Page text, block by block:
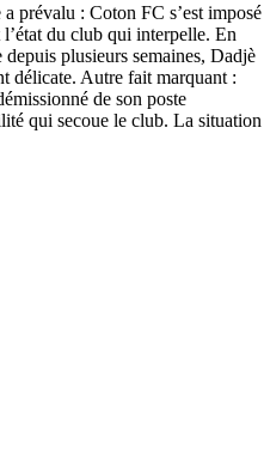
prévalu : Coton FC s’est imposé
du club qui interpelle. En
plusieurs semaines, Dadjè
délicate. Autre fait marquant :
de son poste
qui secoue le club. La situation